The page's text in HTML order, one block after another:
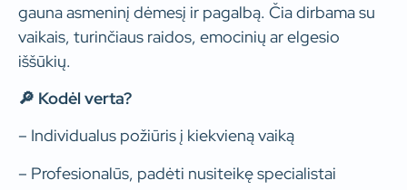
gauna asmeninį dėmesį ir pagalbą. Čia dirbama su
vaikais, turinčiaus raidos, emocinių ar elgesio
iššūkių.
🔎 Kodėl verta?
– Individualus požiūris į kiekvieną vaiką
– Profesionalūs, padėti nusiteikę specialistai